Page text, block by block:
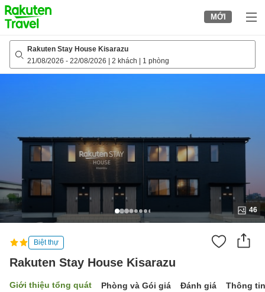
to
top
page
MỚI
Rakuten Stay House Kisarazu
21/08/2026 - 22/08/2026 2 khách 1 phòng
46
Biệt thự
Rakuten Stay House Kisarazu
Giới thiệu tổng quát Phòng và Gói giá Đánh giá Thông